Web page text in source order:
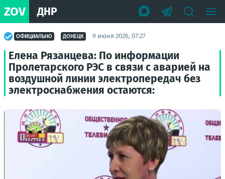
ZOV ДНР
ОФИЦИАЛЬНО ДОНЕЦК 9 июня 2026, 07:27
Елена Рязанцева: По информации
Пролетарского РЭС в связи с аварией на
воздушной линии электропередач без
электроснабжения остаются: